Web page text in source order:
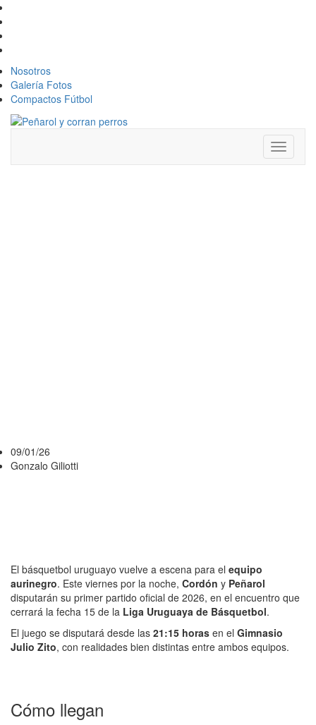
Nosotros
Galería Fotos
Compactos Fútbol
Toggle
09/01/26
Gonzalo Giliotti
El básquetbol uruguayo vuelve a escena para el equipo
aurinegro. Este viernes por la noche, Cordón y Peñarol
disputarán su primer partido oficial de 2026, en el encuentro que
cerrará la fecha 15 de la Liga Uruguaya de Básquetbol.
El juego se disputará desde las 21:15 horas en el Gimnasio
Julio Zito, con realidades bien distintas entre ambos equipos.
Cómo llegan